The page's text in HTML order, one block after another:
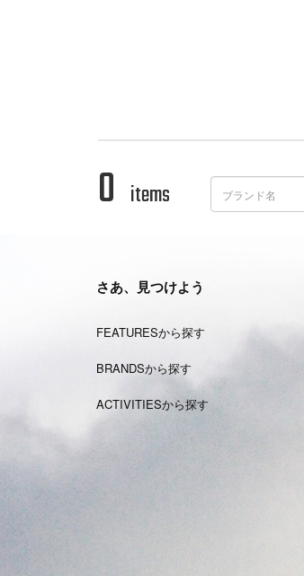
0 items
さあ、見つけよう
FEATURESから探す
BRANDSから探す
ACTIVITIESから探す